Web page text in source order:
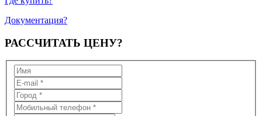
Документация?
РАССЧИТАТЬ ЦЕНУ?